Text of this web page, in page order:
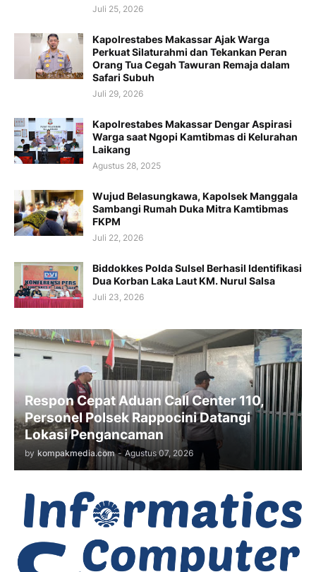
Juli 25, 2026
Kapolrestabes Makassar Ajak Warga
Perkuat Silaturahmi dan Tekankan Peran
Orang Tua Cegah Tawuran Remaja dalam
Safari Subuh
Juli 29, 2026
Kapolrestabes Makassar Dengar Aspirasi
Warga saat Ngopi Kamtibmas di Kelurahan
Laikang
Agustus 28, 2025
Wujud Belasungkawa, Kapolsek Manggala
Sambangi Rumah Duka Mitra Kamtibmas
FKPM
Juli 22, 2026
Biddokkes Polda Sulsel Berhasil Identifikasi
Dua Korban Laka Laut KM. Nurul Salsa
Juli 23, 2026
Respon Cepat Aduan Call Center 110,
Personel Polsek Rappocini Datangi
Lokasi Pengancaman
by kompakmedia.com - Agustus 07, 2026